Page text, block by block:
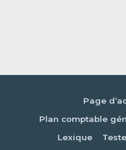
Page
Plan comptable
Lexique